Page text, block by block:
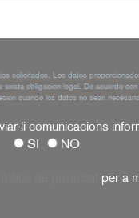
solicitados. Los datos
obligación legal. De acuerdo
cuando los datos no sean
li comunicacions
SI
NO
per a